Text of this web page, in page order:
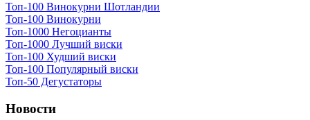
Топ-100 Винокурни Шотландии
Топ-100 Винокурни
Топ-1000 Негоцианты
Топ-1000 Лучший виски
Топ-100 Худший виски
Топ-100 Популярный виски
Топ-50 Дегустаторы
Новости